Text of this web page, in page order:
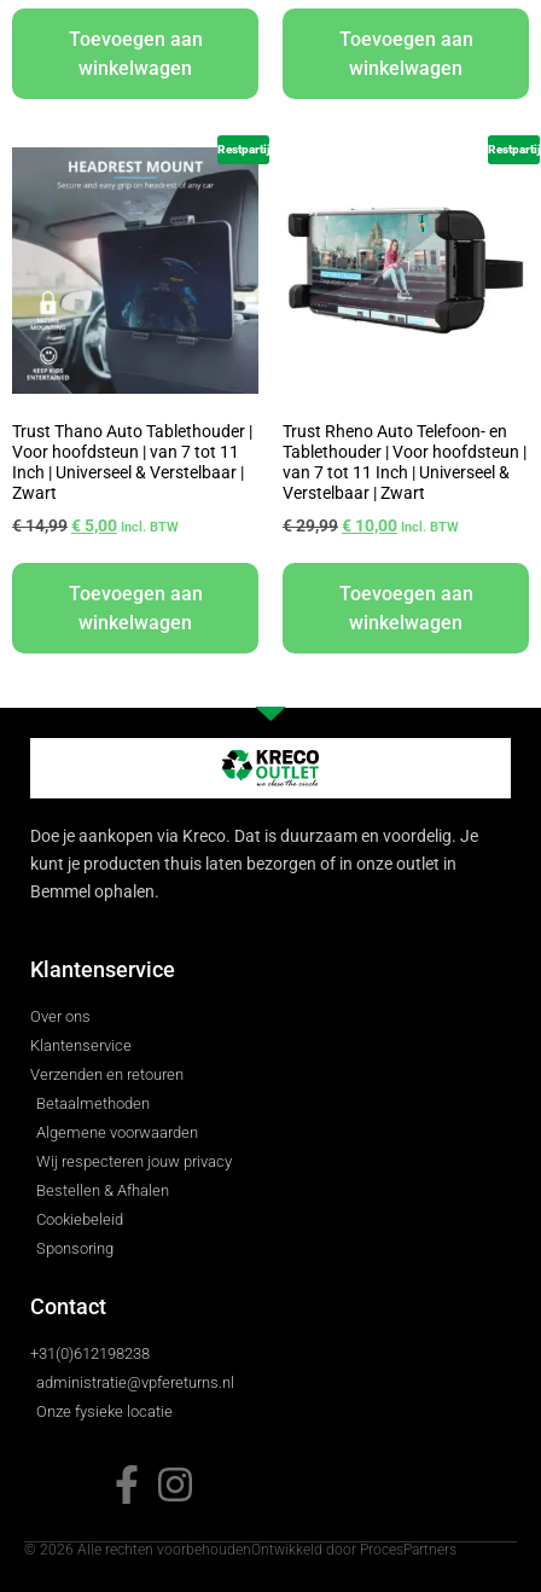
Toevoegen aan
winkelwagen
Toevoegen aan
winkelwagen
Restpartij
Trust Thano Auto Tablethouder |
Voor hoofdsteun | van 7 tot 11
Inch | Universeel & Verstelbaar |
Zwart
€14,99€5,00 Incl. BTW
Toevoegen aan
winkelwagen
Restpartij
Trust Rheno Auto Telefoon- en
Tablethouder | Voor hoofdsteun |
van 7 tot 11 Inch | Universeel &
Verstelbaar | Zwart
€29,99€ 10,00 Incl. BTW
Toevoegen aan
winkelwagen
Doe je aankopen via Kreco. Dat is duurzaam en voordelig. Je
kunt je producten thuis laten bezorgen of in onze outlet in
Bemmel ophalen.
Klantenservice
Over ons
Klantenservice
Verzenden en retouren
Betaalmethoden
Algemene voorwaarden
Wij respecteren jouw privacy
Bestellen & Afhalen
Cookiebeleid
Sponsoring
Contact
+31(0)612198238
administratie@vpfereturns.nl
Onze fysieke locatie
© 2026 Alle rechten voorbehoudenOntwikkeld door ProcesPartners